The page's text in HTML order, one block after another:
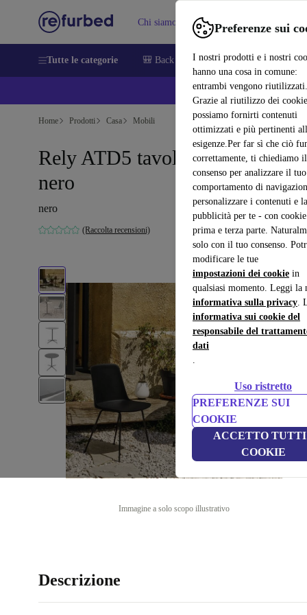
Preferenze sui
I nostri prodotti e i nostri
hanno una cosa in comune:
entrambi vengono riutilizzati.
Grazie al riutilizzo dei
possiamo fornirti contenuti
ottimizzati e più pertinenti
esigenze.Per far sì che ciò
correttamente, ti chiediamo il
consenso per analizzare il tuo
comportamento di
personalizzare i contenuti e la
pubblicità per te - con
prima e terza parte.
solo con il tuo consenso.
modificare le tue
impostazioni dei cookie in
qualsiasi momento. Leggi la
informativa sulla privacy.
informativa sui cookie del
responsabile del
dati
.
Uso ristretto
PREFERENZE SUI
COOKIE
ACCETTO
COOKIE
Chi siamo Vendere Assistenza
Tutte le categorie 🎒 Back to school Smartphone
💰
Home Prodotti Casa Mobili
Rely ATD5 tavolo da esterno
nero
nero
(Raccolta recensioni)
Immagine a solo scopo illustrativo
Descrizione